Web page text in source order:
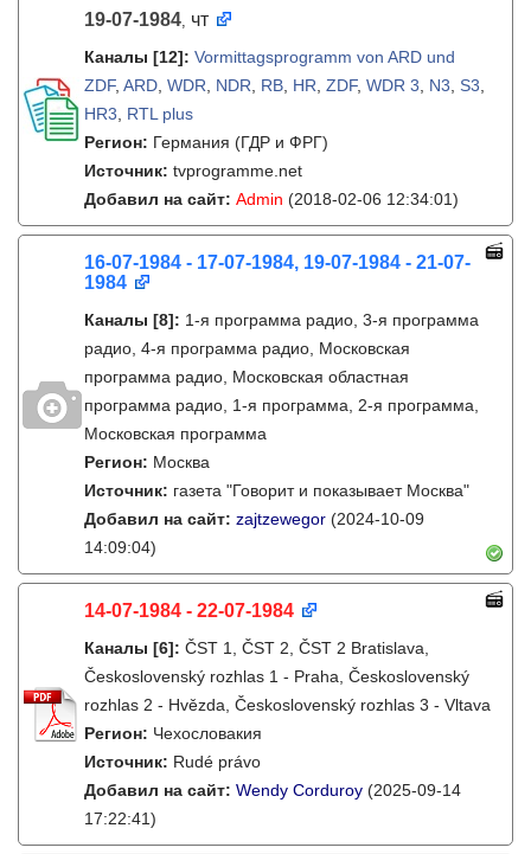
19-07-1984, чт
Каналы [12]: Vormittagsprogramm von ARD und
ZDF, ARD WDR NDR RB HR ZDF, WDR 3 N3 S3
HR3
RTL plus
Регион: Германия (ГДР и ФРГ)
Источник: tvprogramme.net
Добавил на сайт: Admin (2018-02-06 12:34:01)
16-07-1984 - 17-07-1984, 19-07-1984 - 21-07-
1984
Каналы [8]: 1-я программа радио, 3-я программа
радио, 4-я программа радио, Московская
программа радио, Московская областная
программа радио, 1-я программа, 2-я программа,
Московская программа
Регион: Москва
Источник: газета "Говорит и показывает Москва"
Добавил на сайт: zajtzewegor (2024-10-09
14:09:04)
14-07-1984 - 22-07-1984
Каналы [6]: ČST 1, ČST 2, ČST 2 Bratislava,
Československý rozhlas 1 - Praha, Československý
rozhlas 2 - Hvězda, Československý rozhlas 3 - Vltava
Регион: Чехословакия
Источник: Rudé právo
Добавил на сайт: Wendy Corduroy (2025-09-14
17:22:41)